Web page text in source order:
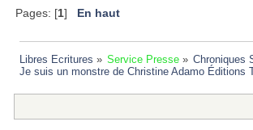
Pages: [1] En haut
Libres Ecritures » Service Presse» Chroniques
Je suis un monstre de Christine Adamo Éditions